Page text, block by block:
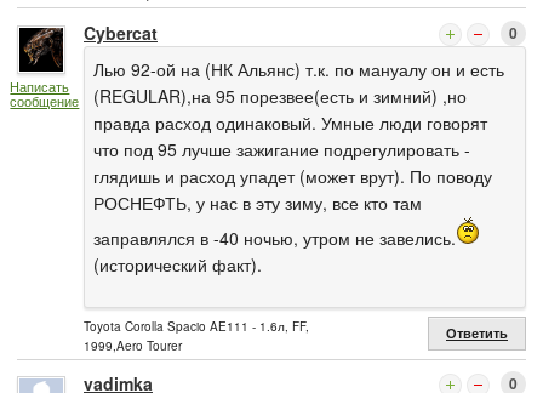
Написать
сообщение
Cybercat 0
Лью 92-ой на (НК Альянс) т.к. по мануалу он и есть
(REGULAR),на 95 порезвее(есть и зимний) ,но
правда расход одинаковый. Умные люди говорят
что под 95 лучше зажигание подрегулировать -
глядишь и расход упадет (может врут). По поводу
РОСНЕФТЬ, у нас в эту зиму, все кто там
заправлялся в -40 ночью, утром не завелись.
(исторический факт).
Toyota Corolla Spacio AE111 - 1.6л, FF,
1999,Aero Tourer
Ответить
vadimka 0